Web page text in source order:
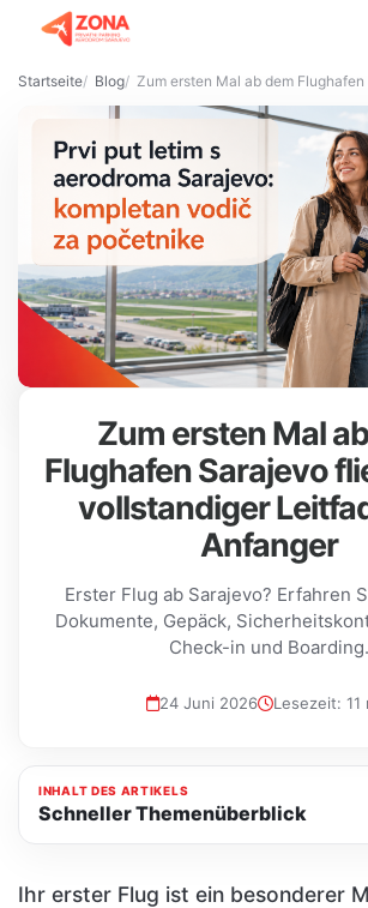
Startseite Blog Zum ersten Mal ab dem
Zum ersten Mal
Flughafen Sarajevo
vollstandiger
Anfanger
Erster Flug ab Sarajevo? Erfahren
Dokumente, Gepäck,
Check-in und Boarding.
24 Juni 2026 Lesezeit: 11
INHALT DES ARTIKELS
Schneller Themenüberblick
Ihr erster Flug ist ein besonderer